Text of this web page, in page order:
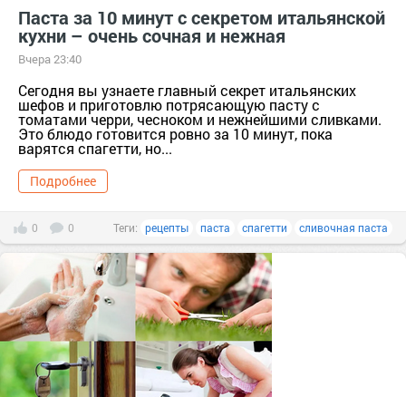
Паста за 10 минут с секретом итальянской
кухни – очень сочная и нежная
Вчера 23:40
Сегодня вы узнаете главный секрет итальянских
шефов и приготовлю потрясающую пасту с
томатами черри, чесноком и нежнейшими сливками.
Это блюдо готовится ровно за 10 минут, пока
варятся спагетти, но...
Подробнее
0 0 Теги: рецепты паста спагетти сливочная паста